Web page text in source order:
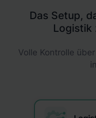
Das Setup,
Logistik
Volle Kontrolle